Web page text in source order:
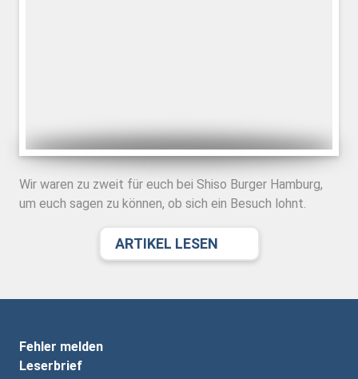
Wir waren zu zweit für euch bei Shiso Burger Hamburg,
um euch sagen zu können, ob sich ein Besuch lohnt.
ARTIKEL LESEN
Fehler melden
Leserbrief